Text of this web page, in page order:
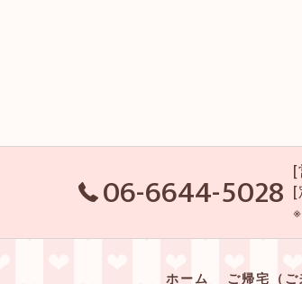
06-6644-5028 [
[
ホーム ご帰宅（ご